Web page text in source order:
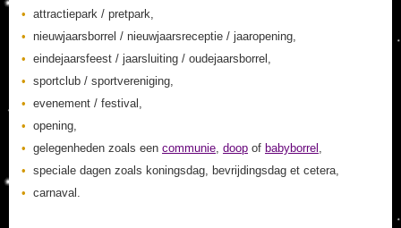
attractiepark / pretpark,
nieuwjaarsborrel / nieuwjaarsreceptie / jaaropening,
eindejaarsfeest / jaarsluiting / oudejaarsborrel,
sportclub / sportvereniging,
evenement / festival,
opening,
gelegenheden zoals een communie, doop of babyborrel ,
speciale dagen zoals koningsdag, bevrijdingsdag et cetera,
carnaval.